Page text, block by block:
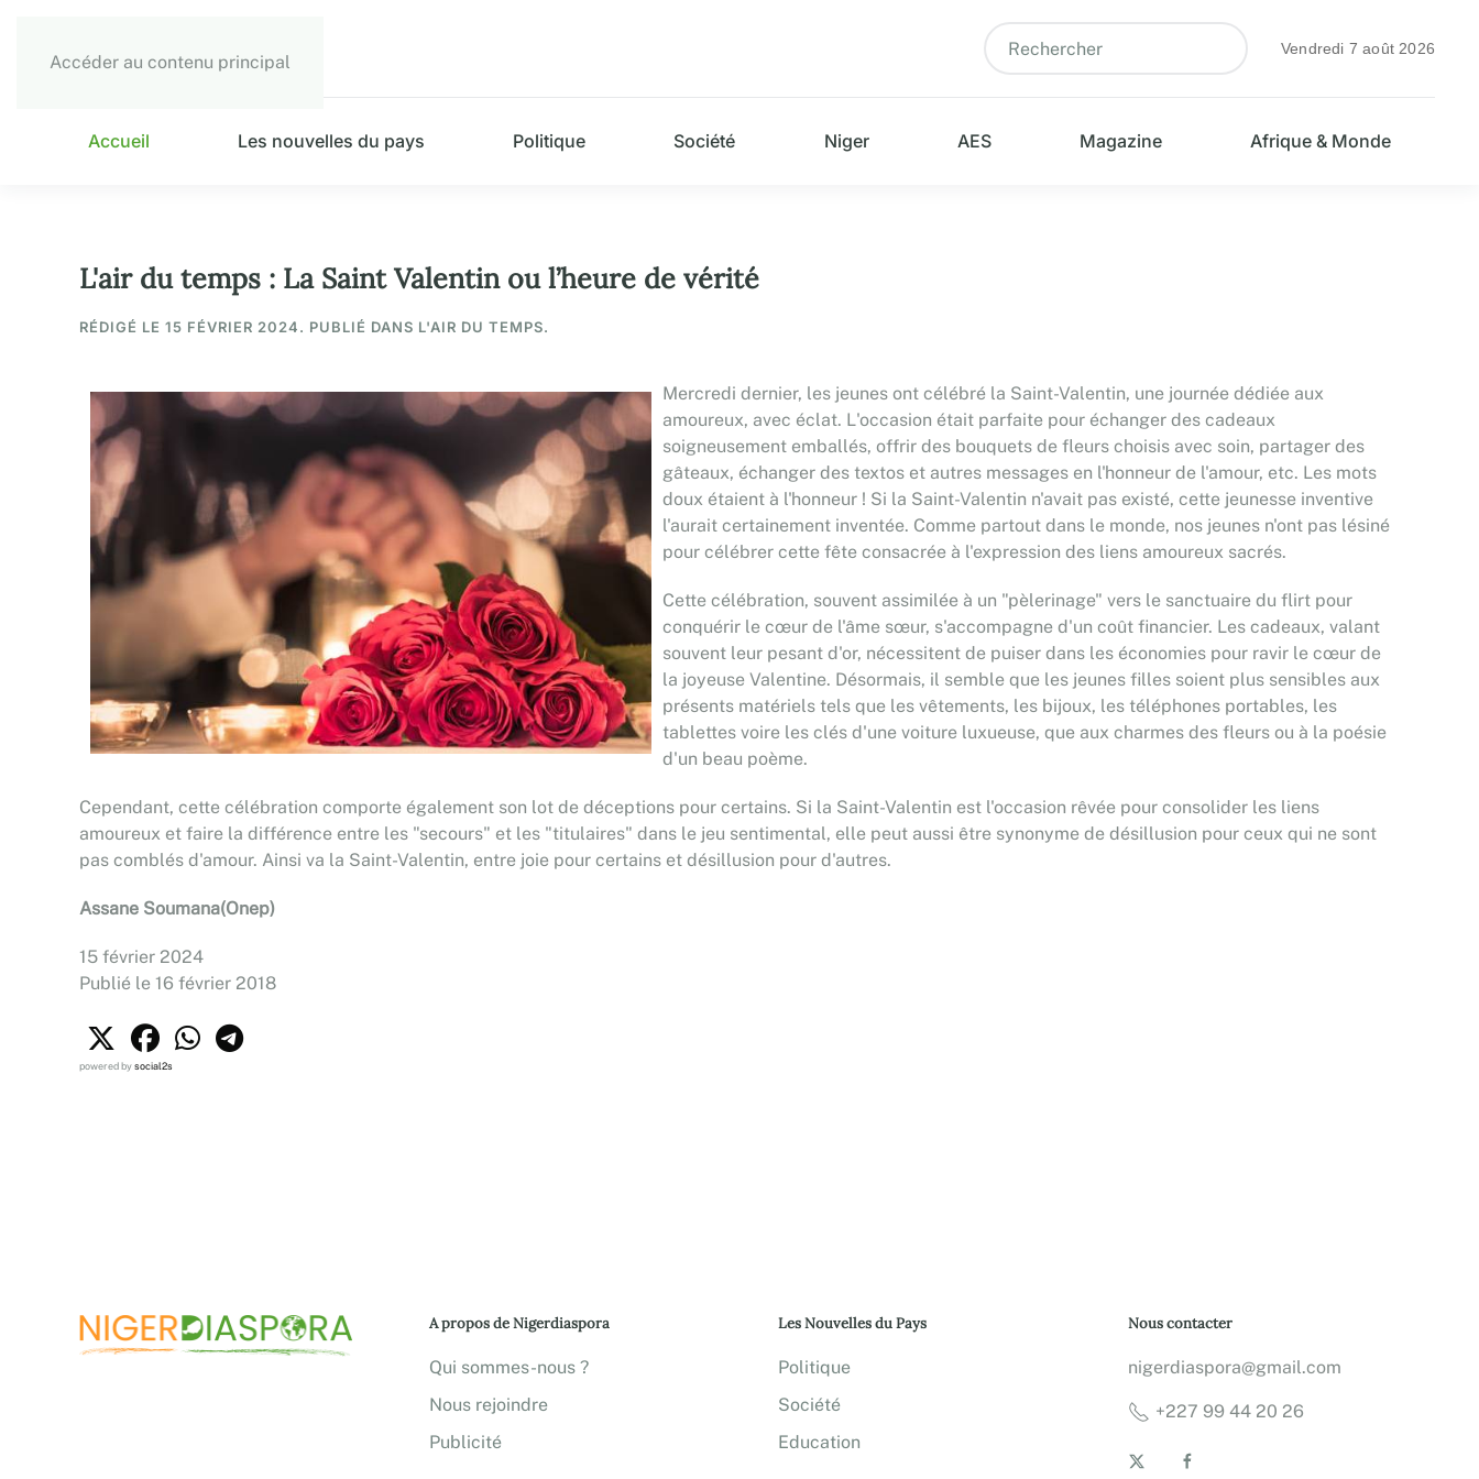
Accéder au contenu principal
Vendredi 7 août 2026
Accueil Les nouvelles du pays Politique Société Niger AES Magazine Afrique & Monde
L'air du temps : La Saint Valentin ou l’heure de vérité
RÉDIGÉ LE 15 FÉVRIER 2024. PUBLIÉ DANS L'AIR DU TEMPS.
Mercredi dernier, les jeunes ont célébré la Saint-Valentin, une journée dédiée aux
amoureux, avec éclat. L'occasion était parfaite pour échanger des cadeaux
soigneusement emballés, offrir des bouquets de fleurs choisis avec soin, partager des
gâteaux, échanger des textos et autres messages en l'honneur de l'amour, etc. Les mots
doux étaient à l'honneur ! Si la Saint-Valentin n'avait pas existé, cette jeunesse inventive
l'aurait certainement inventée. Comme partout dans le monde, nos jeunes n'ont pas lésiné
pour célébrer cette fête consacrée à l'expression des liens amoureux sacrés.
Cette célébration, souvent assimilée à un "pèlerinage" vers le sanctuaire du flirt pour
conquérir le cœur de l'âme sœur, s'accompagne d'un coût financier. Les cadeaux, valant
souvent leur pesant d'or, nécessitent de puiser dans les économies pour ravir le cœur de
la joyeuse Valentine. Désormais, il semble que les jeunes filles soient plus sensibles aux
présents matériels tels que les vêtements, les bijoux, les téléphones portables, les
tablettes voire les clés d'une voiture luxueuse, que aux charmes des fleurs ou à la poésie
d'un beau poème.
Cependant, cette célébration comporte également son lot de déceptions pour certains. Si la Saint-Valentin est l'occasion rêvée pour consolider les liens
amoureux et faire la différence entre les "secours" et les "titulaires" dans le jeu sentimental, elle peut aussi être synonyme de désillusion pour ceux qui ne sont
pas comblés d'amour. Ainsi va la Saint-Valentin, entre joie pour certains et désillusion pour d'autres.
Assane Soumana(Onep)
15 février 2024
Publié le 16 février 2018
powered bysocial2s
A propos de Nigerdiaspora
Qui sommes-nous ?
Nous rejoindre
Publicité
Les Nouvelles du Pays
Politique
Société
Education
Nous contacter
nigerdiaspora@gmail.com
+227 99 44 20 26